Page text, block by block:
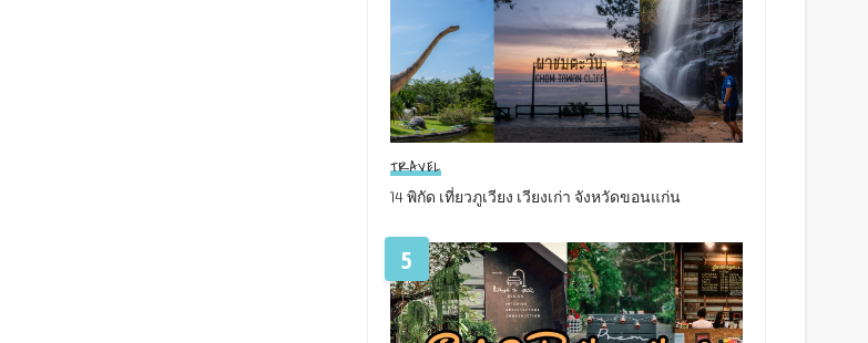
TRAVEL
14 พิกัด เที่ยวภูเวียง เวียงเก่า จังหวัดขอนแก่น
5